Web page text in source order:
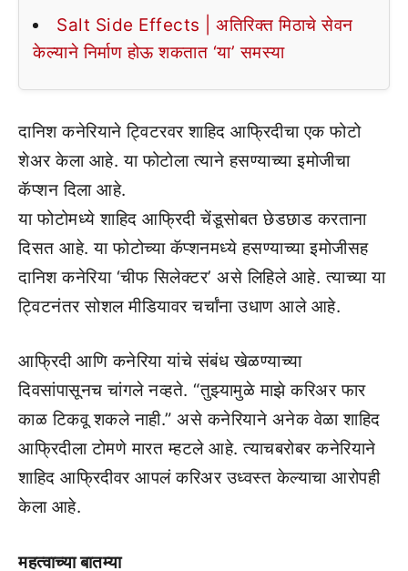
Salt Side Effects | अतिरिक्त मिठाचे सेवन
केल्याने निर्माण होऊ शकतात ‘या’ समस्या
दानिश कनेरियाने ट्विटरवर शाहिद आफ्रिदीचा एक फोटो
शेअर केला आहे. या फोटोला त्याने हसण्याच्या इमोजीचा
कॅप्शन दिला आहे.
या फोटोमध्ये शाहिद आफ्रिदी चेंडूसोबत छेडछाड करताना
दिसत आहे. या फोटोच्या कॅप्शनमध्ये हसण्याच्या इमोजीसह
दानिश कनेरिया ‘चीफ सिलेक्टर’ असे लिहिले आहे. त्याच्या या
ट्विटनंतर सोशल मीडियावर चर्चांना उधाण आले आहे.
आफ्रिदी आणि कनेरिया यांचे संबंध खेळण्याच्या
दिवसांपासूनच चांगले नव्हते. “तुझ्यामुळे माझे करिअर फार
काळ टिकवू शकले नाही.” असे कनेरियाने अनेक वेळा शाहिद
आफ्रिदीला टोमणे मारत म्हटले आहे. त्याचबरोबर कनेरियाने
शाहिद आफ्रिदीवर आपलं करिअर उध्वस्त केल्याचा आरोपही
केला आहे.
महत्वाच्या बातम्या